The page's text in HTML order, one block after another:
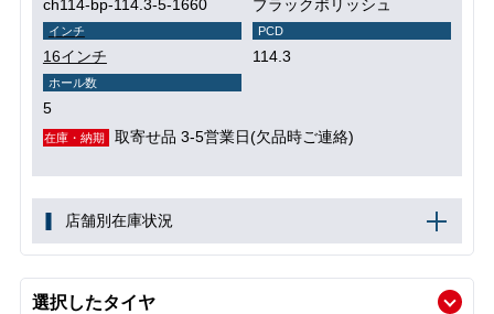
ch114-bp-114.3-5-1660 ブラックポリッシュ
インチ
16インチ
PCD
114.3
ホール数
5
在庫・納期 取寄せ品 3-5営業日(欠品時ご連絡)
店舗別在庫状況
選択したタイヤ